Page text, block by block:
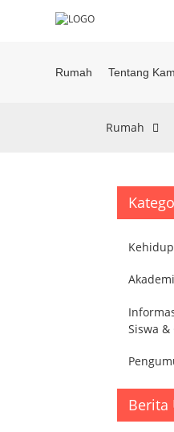
Rumah Tentang
Rumah
Siswa &
Berita